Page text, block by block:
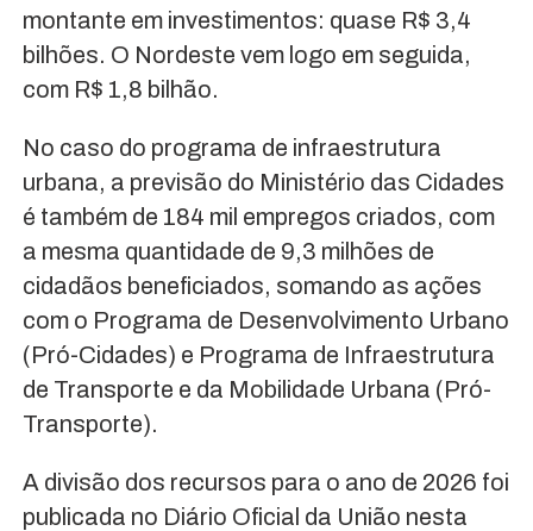
montante em investimentos: quase R$ 3,4
bilhões. O Nordeste vem logo em seguida,
com R$ 1,8 bilhão.
No caso do programa de infraestrutura
urbana, a previsão do Ministério das Cidades
é também de 184 mil empregos criados, com
a mesma quantidade de 9,3 milhões de
cidadãos beneficiados, somando as ações
com o Programa de Desenvolvimento Urbano
(Pró-Cidades) e Programa de Infraestrutura
de Transporte e da Mobilidade Urbana (Pró-
Transporte).
A divisão dos recursos para o ano de 2026 foi
publicada no Diário Oficial da União nesta